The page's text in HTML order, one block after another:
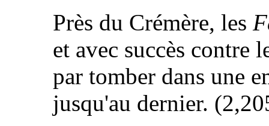
Près du Crémère, les
et avec succès contre
par tomber dans une
jusqu'au dernier.